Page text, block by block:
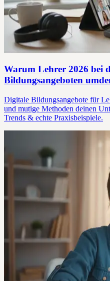
Warum Lehrer 2026 bei
Bildungsangeboten
Digitale Bildungsangebote für
und mutige Methoden deinen
Trends & echte Praxisbeispiele.